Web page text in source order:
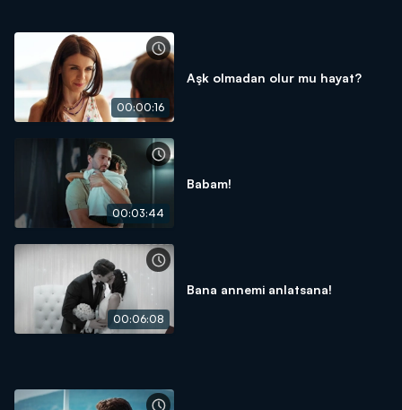
00:00:16
Aşk olmadan olur mu hayat?
00:03:44
Babam!
00:06:08
Bana annemi anlatsana!